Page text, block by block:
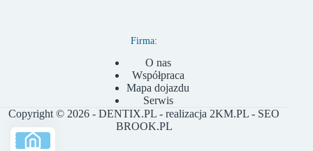
Firma:
O nas
Współpraca
Mapa dojazdu
Serwis
Copyright © 2026 - DENTIX.PL - realizacja 2KM.PL - SEO
BROOK.PL